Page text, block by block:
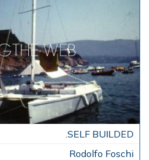
.SELF BUILDED
Rodolfo Foschi